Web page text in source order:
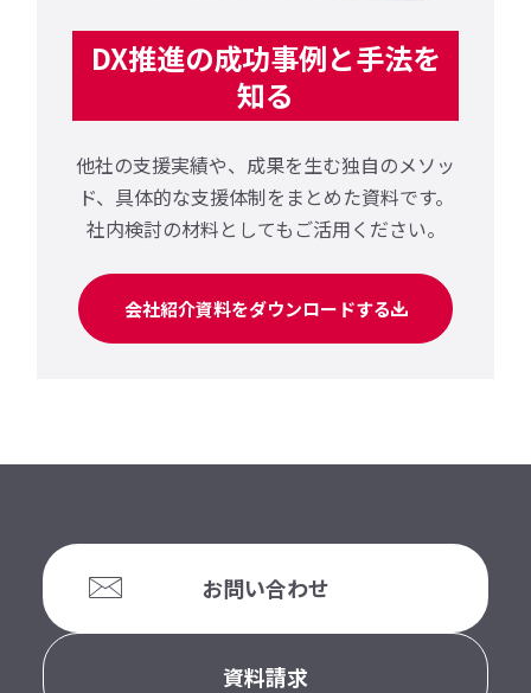
DX推進の成功事例と手法を
知る
他社の支援実績や、成果を生む独自のメソッ
ド、 具体的な支援体制をまとめた資料です。
社内検討の材料としてもご活用ください。
会社紹介資料をダウンロードする
お問い合わせ
資料請求